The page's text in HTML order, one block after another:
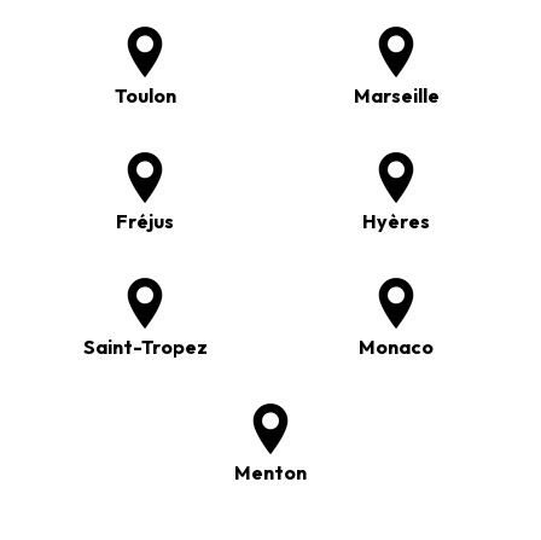
Toulon Marseille
Fréjus Hyères
Saint-Tropez Monaco
Menton